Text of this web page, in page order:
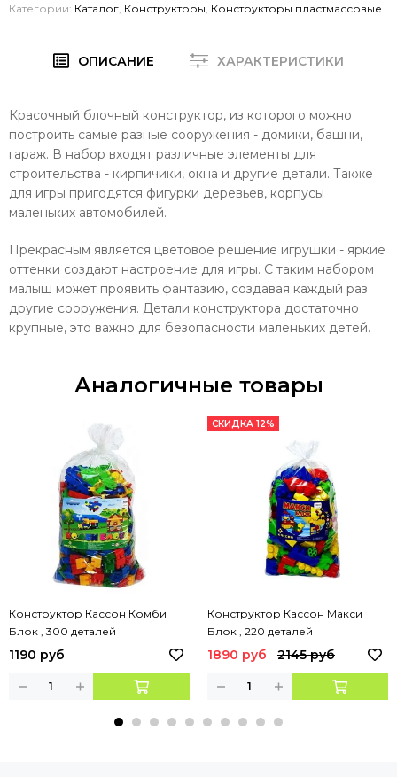
Категории: Каталог Конструкторы Конструкторы пластмассовые
ОПИСАНИЕ ХАРАКТЕРИСТИКИ
Красочный блочный конструктор, из которого можно
построить самые разные сооружения - домики, башни,
гараж. В набор входят различные элементы для
строительства - кирпичики, окна и другие детали. Также
для игры пригодятся фигурки деревьев, корпусы
маленьких автомобилей.
Прекрасным является цветовое решение игрушки - яркие
оттенки создают настроение для игры. С таким набором
малыш может проявить фантазию, создавая каждый раз
другие сооружения. Детали конструктора достаточно
крупные, это важно для безопасности маленьких детей.
Аналогичные товары
Конструктор Кассон Комби
Блок , 300 деталей
1190 руб
СКИДКА 12%
Конструктор Кассон Макси
Блок , 220 деталей
1890 руб 2145 руб